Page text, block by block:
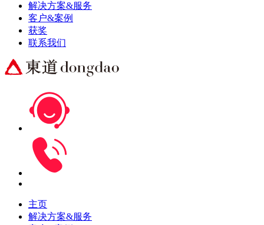
解决方案&服务
客户&案例
获奖
联系我们
主页
解决方案&服务